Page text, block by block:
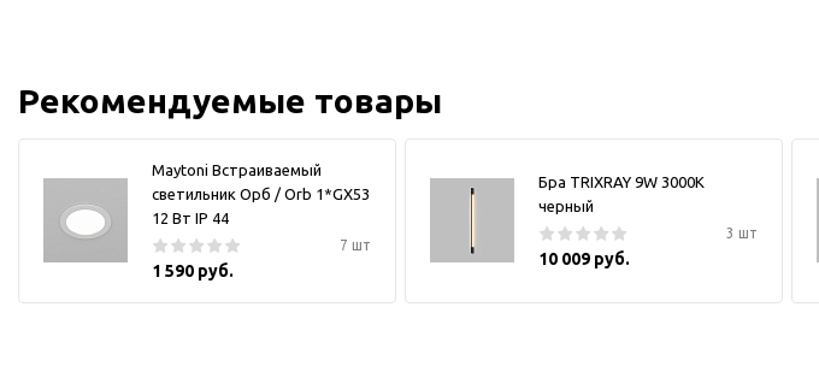
Рекомендуемые товары
Maytoni Встраиваемый
светильник Орб / Orb 1*GX53
12 Вт IP 44
7 шт
1 590 руб.
Бра TRIXRAY 9W 3000К
черный
3 шт
10 009 руб.